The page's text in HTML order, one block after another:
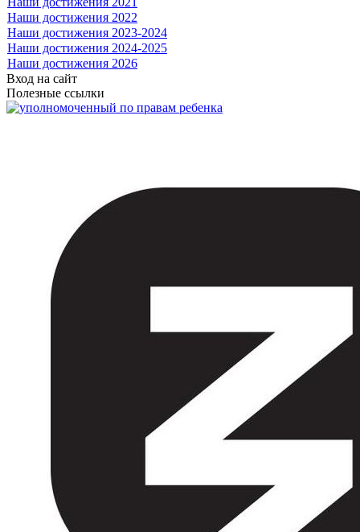
Наши достижения 2022
Наши достижения 2023-2024
Наши достижения 2024-2025
Наши достижения 2026
Вход на сайт
Полезные ссылки